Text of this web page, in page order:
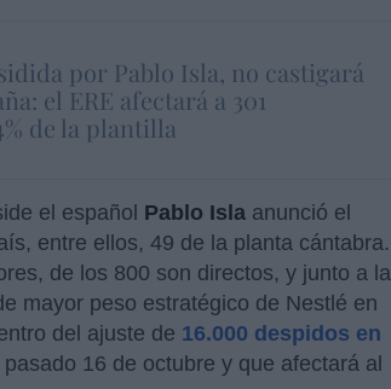
por Pablo Isla, no castigará
el ERE afectará a 301
de la plantilla
el español Pablo Isla anunció el
entre ellos, 49 de la planta cántabra.
de los 800 son directos, y junto a la
mayor peso estratégico de Nestlé en
del ajuste de 16.000 despidos en
16 de octubre y que afectará al